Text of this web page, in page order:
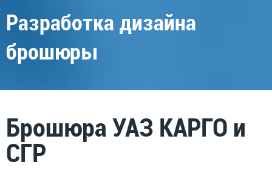
Разработка дизайна
брошюры
Брошюра УАЗ КАРГО и
СГР